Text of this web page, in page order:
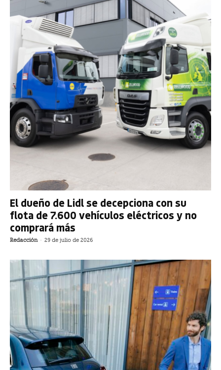
El dueño de Lidl se decepciona con su
flota de 7.600 vehículos eléctricos y no
comprará más
Redacción - 29 de julio de 2026